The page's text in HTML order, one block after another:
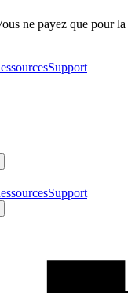
ne payez que pour
Support
Support